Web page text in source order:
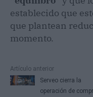
establecido que
que plantean
momento.
Artículo anterior
Serveo cierra la
operación de